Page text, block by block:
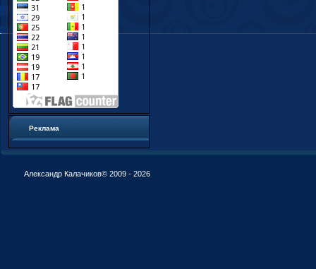
Реклама
Александр Калачиков© 2009 - 2026